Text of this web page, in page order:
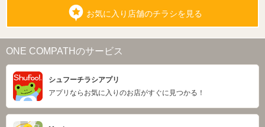
お気に入り店舗のチラシを見る
ONE COMPATHのサービス
シュフーチラシアプリ
アプリならお気に入りのお店がすぐに見つかる！